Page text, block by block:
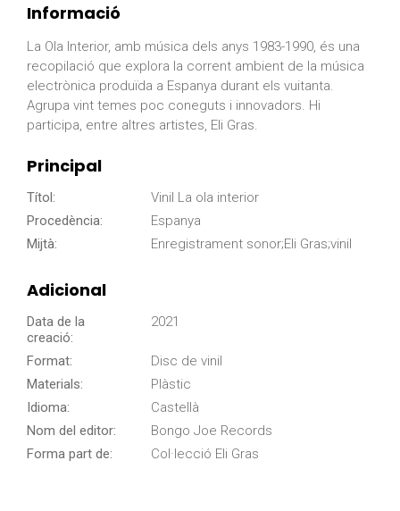
Informació
La Ola Interior, amb música dels anys 1983-1990, és una
recopilació que explora la corrent ambient de la música
electrònica produïda a Espanya durant els vuitanta.
Agrupa vint temes poc coneguts i innovadors. Hi
participa, entre altres artistes, Eli Gras.
Principal
Títol:
Vinil La ola interior
Procedència:
Espanya
Mijtà:
Enregistrament sonor;Eli Gras;vinil
Adicional
Data de la
creació:
2021
Format:
Disc de vinil
Materials:
Plàstic
Idioma:
Castellà
Nom del editor:
Bongo Joe Records
Forma part de:
Col·lecció Eli Gras